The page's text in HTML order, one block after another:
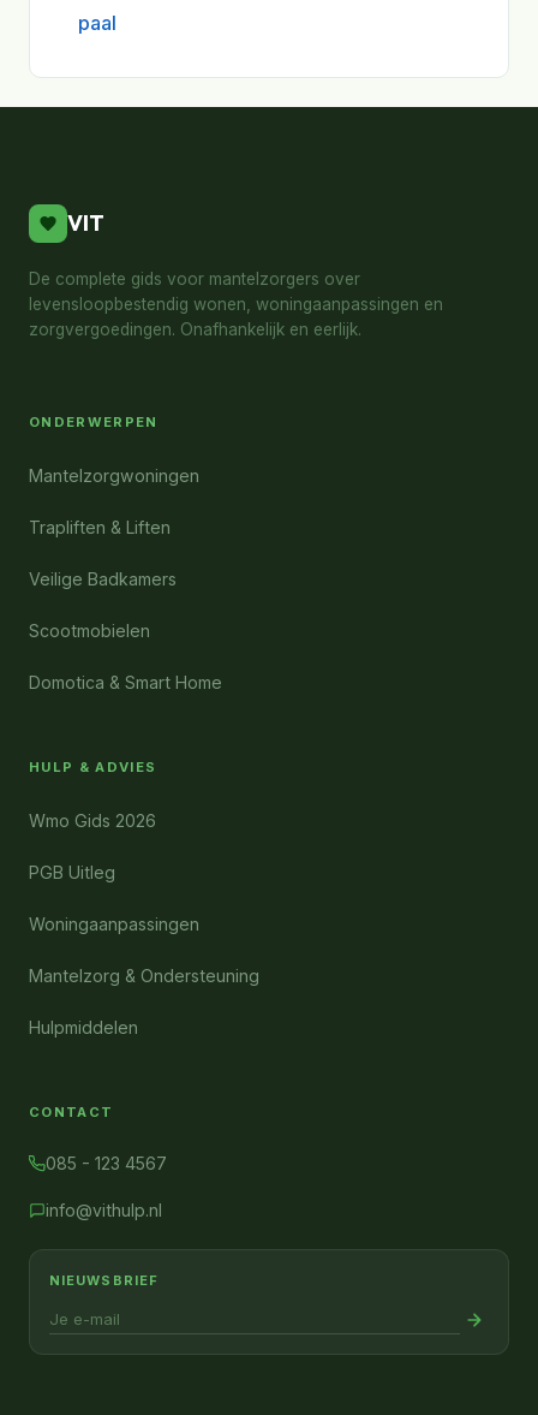
paal
VIT
De complete gids voor mantelzorgers over
levensloopbestendig wonen, woningaanpassingen en
zorgvergoedingen. Onafhankelijk en eerlijk.
ONDERWERPEN
Mantelzorgwoningen
Trapliften & Liften
Veilige Badkamers
Scootmobielen
Domotica & Smart Home
HULP & ADVIES
Wmo Gids 2026
PGB Uitleg
Woningaanpassingen
Mantelzorg & Ondersteuning
Hulpmiddelen
CONTACT
085 - 123 4567
info@vithulp.nl
NIEUWSBRIEF